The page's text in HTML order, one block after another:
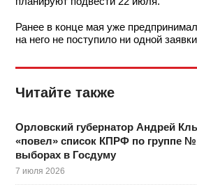
Ранее в конце мая уже
на него не поступило ни одной
Читайте также
Орловский губернатор Андрей
«повел» список КПРФ по группе №
выборах в Госдуму
7 июля 2026